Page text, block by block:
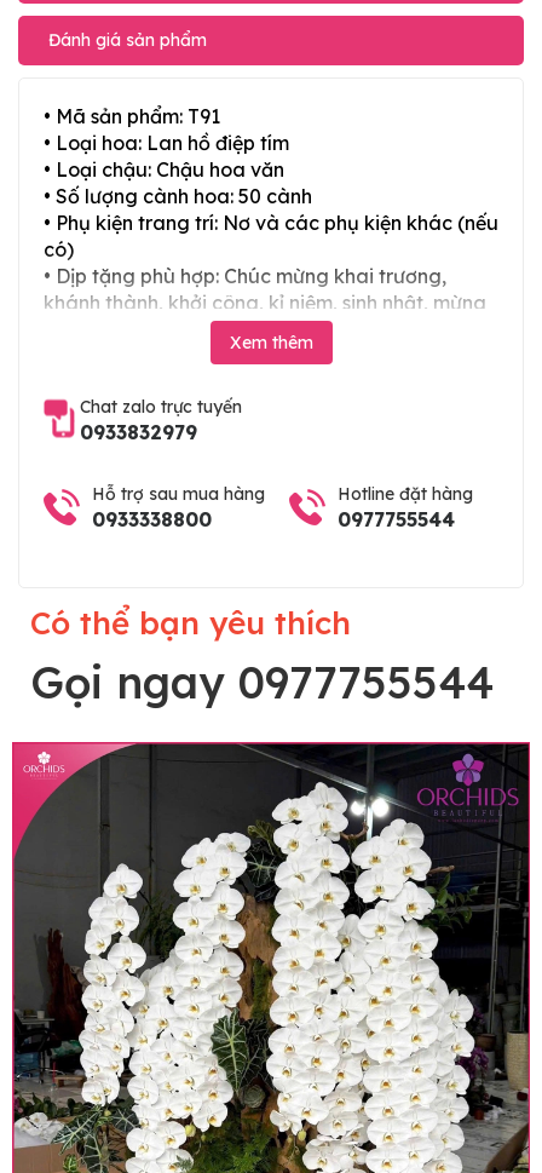
Đánh giá sản phẩm
• Mã sản phẩm: T91
• Loại hoa: Lan hồ điệp tím
• Loại chậu: Chậu hoa văn
• Số lượng cành hoa: 50 cành
• Phụ kiện trang trí: Nơ và các phụ kiện khác (nếu
có)
• Dịp tặng phù hợp: Chúc mừng khai trương,
khánh thành, khởi công, kỉ niệm, sinh nhật, mừng
thọ, mừng cưới, tân gia và các ngày lễ tết trong
Lưu ý trước khi đặt hàng
• Về cây hoa: Một chậu hoa lan hồ điệp đẹp và
hoàn chỉnh sẽ được phối ghép từ nhiều cây hoa
và tạo dáng hoàn toàn thủ công nên có thể sẽ
khác nhau đôi chút giữa sản phẩm thực tế và
trên hình. Cây hoa lan còn phụ thuộc theo mùa
Xem thêm
Chat zalo trực tuyến
0933832979
Hỗ trợ sau mua hàng
0933338800
Hotline đặt hàng
0977755544
Có thể bạn yêu thích
Gọi ngay 0977755544